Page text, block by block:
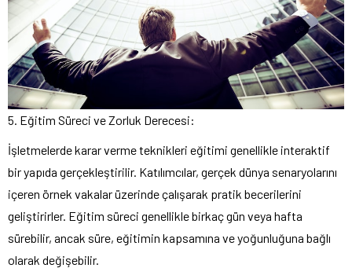
5. Eğitim Süreci ve Zorluk Derecesi:
İşletmelerde karar verme teknikleri eğitimi genellikle interaktif
bir yapıda gerçekleştirilir. Katılımcılar, gerçek dünya senaryolarını
içeren örnek vakalar üzerinde çalışarak pratik becerilerini
geliştirirler. Eğitim süreci genellikle birkaç gün veya hafta
sürebilir, ancak süre, eğitimin kapsamına ve yoğunluğuna bağlı
olarak değişebilir.